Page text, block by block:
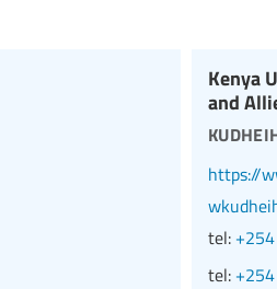
Kenya
and
https://
tel:
tel: